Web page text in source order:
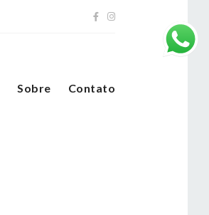
Sobre Contato